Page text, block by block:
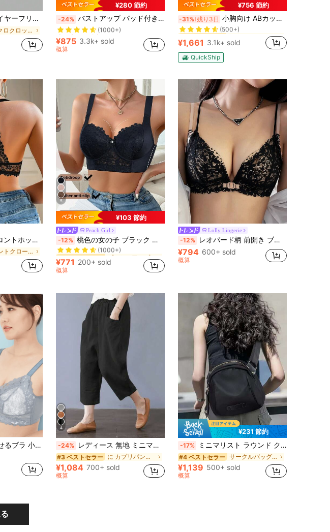
ットコンボ (ワイヤーフリー)
マイクロクロップ 女性用ブラジャーとブラレット
¥280 節約
-24% バストアップ パッド付き レース ブラジャー 調節可能な肩紐 小胸用 Aカップ/Bカップ
売り切れ間近！
(1000+)
売り切れ間近！
(1000+)
売り切れ間近！
(1000+)
売り切れ間近！
¥875 3.3k+ sold
概算
¥756 節約
-31% 残り3日 小胸向け ABカップ対応 6cm極厚パッド 盛りブラ ノンワイヤー シームレス 谷間メイク バストアップ 美胸フィット ブラジャー
#1 ベストセラー
カラーブロック 女性用ブラジャーとブラレット
(500+)
#1 ベストセラー
(500+)
#1 ベストセラー
(500+)
#1 ベストセラー
カラーブロック 女性用ブラジャーとブラレット
(500+)
¥1,661 3.1k+ sold
QuickShip
ト & プッシュアップ、デイリーカジュアルウェアに適し、快適 & 自信
フロントクローズ 女性用ブラジャーとブラレット
5
¥103 節約
Peach Girl
-12% 桃色の女の子 ブラック セクシーレースブラ、女性用 集める ブラ、垂れ防止の快適なブラ
#6 ベストセラー
(1000+)
#6 ベストセラー
(1000+)
#6 ベストセラー
(1000+)
#6 ベストセラー
プッシュアップ 女性用ブラジャーとブラレット
¥771 200+ sold
概算
Lolly Lingerie
-12% レオパード柄 前開き ブラジャー、小さなバストを持ち上げ強調、垂れ防止ワイヤレス セクシーなバックレスブラ [平らな胸用]
¥794 600+ sold
概算
脇高 レース リボン 小さく見せるブラジャー 大きいサイズ
4
-24% レディース 無地 ミニマル カジュアル カプリパンツ 大きめポケット付き 秋 通勤 通学向け ブラック 夏用
#3 ベストセラー に カプリパンツ 丈の長いカジュアルパンツ
¥1,084 700+ sold
概算
¥231 節約
-17% ミニマリスト ラウンド クロスボディバッグ ブラック、耐久性、デイリーコミューター向け、レディース ナイロン クロスボディバッグ、防水ショルダーバッグ、マルチジッパー メッセンジャーバッグ
#4 ベストセラー サークルバッグ 女性のクロスボディ
¥1,139 500+ sold
概算